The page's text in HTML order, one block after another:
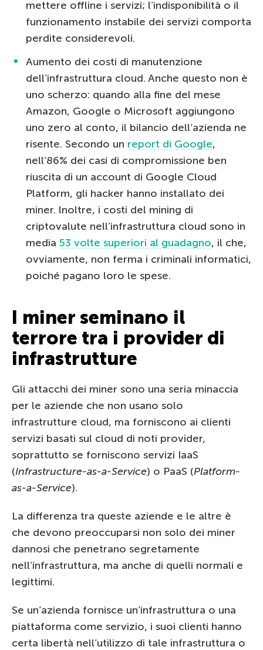
mettere offline i servizi; l’indisponibilità o il
funzionamento instabile dei servizi comporta
perdite considerevoli.
Aumento dei costi di manutenzione
dell’infrastruttura cloud. Anche questo non è
uno scherzo: quando alla fine del mese
Amazon, Google o Microsoft aggiungono
uno zero al conto, il bilancio dell’azienda ne
risente. Secondo un report di Google,
nell’86% dei casi di compromissione ben
riuscita di un account di Google Cloud
Platform, gli hacker hanno installato dei
miner. lnoltre, i costi del mining di
criptovalute nell’infrastruttura cloud sono in
media 53 volte superiori al guadagno, il che,
ovviamente, non ferma i criminali informatici,
poiché pagano loro le spese.
I miner seminano il
terrore tra i provider di
infrastrutture
Gli attacchi dei miner sono una seria minaccia
per le aziende che non usano solo
infrastrutture cloud, ma forniscono ai clienti
servizi basati sul cloud di noti provider,
soprattutto se forniscono servizi IaaS
(Infrastructure-as-a-Service) o PaaS (Platform-
as-a-Service).
La differenza tra queste aziende e le altre è
che devono preoccuparsi non solo dei miner
dannosi che penetrano segretamente
nell’infrastruttura, ma anche di quelli normali e
legittimi.
Se un’azienda fornisce un’infrastruttura o una
piattaforma come servizio, i suoi clienti hanno
certa libertà nell’utilizzo di tale infrastruttura o